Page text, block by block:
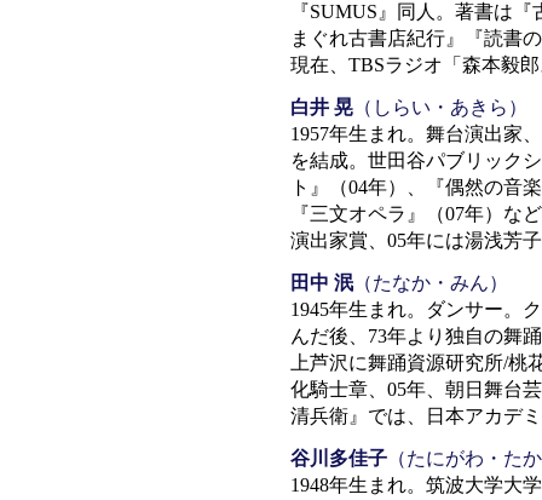
『SUMUS』同人。著書は
まぐれ古書店紀行』『読書
現在、TBSラジオ「森本毅
白井 晃 （しらい・あきら）
1957年生まれ。舞台演出家
を結成。世田谷パブリック
ト』（04年）、『偶然の音
『三文オペラ』（07年）な
演出家賞、05年には湯浅芳
田中 泯 （たなか・みん）
1945年生まれ。ダンサー。
んだ後、73年より独自の舞
上芦沢に舞踊資源研究所/桃
化騎士章、05年、朝日舞台
清兵衛』では、日本アカデ
谷川多佳子 （たにがわ・た
1948年生まれ。筑波大学大